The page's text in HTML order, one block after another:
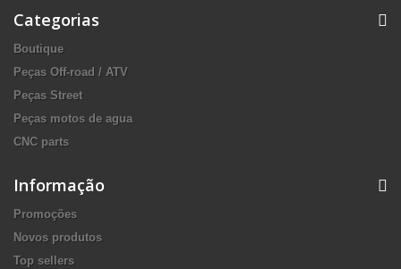
Categorias
Boutique
Peças Off-road / ATV
Peças Street
Peças motos de agua
CNC parts
Informação
Promoções
Novos produtos
Top sellers